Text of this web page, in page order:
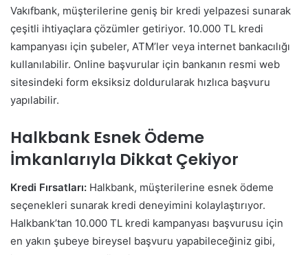
Vakıfbank, müşterilerine geniş bir kredi yelpazesi sunarak
çeşitli ihtiyaçlara çözümler getiriyor. 10.000 TL kredi
kampanyası için şubeler, ATM’ler veya internet bankacılığı
kullanılabilir. Online başvurular için bankanın resmi web
sitesindeki form eksiksiz doldurularak hızlıca başvuru
yapılabilir.
Halkbank Esnek Ödeme
İmkanlarıyla Dikkat Çekiyor
Kredi Fırsatları: Halkbank, müşterilerine esnek ödeme
seçenekleri sunarak kredi deneyimini kolaylaştırıyor.
Halkbank’tan 10.000 TL kredi kampanyası başvurusu için
en yakın şubeye bireysel başvuru yapabileceğiniz gibi,